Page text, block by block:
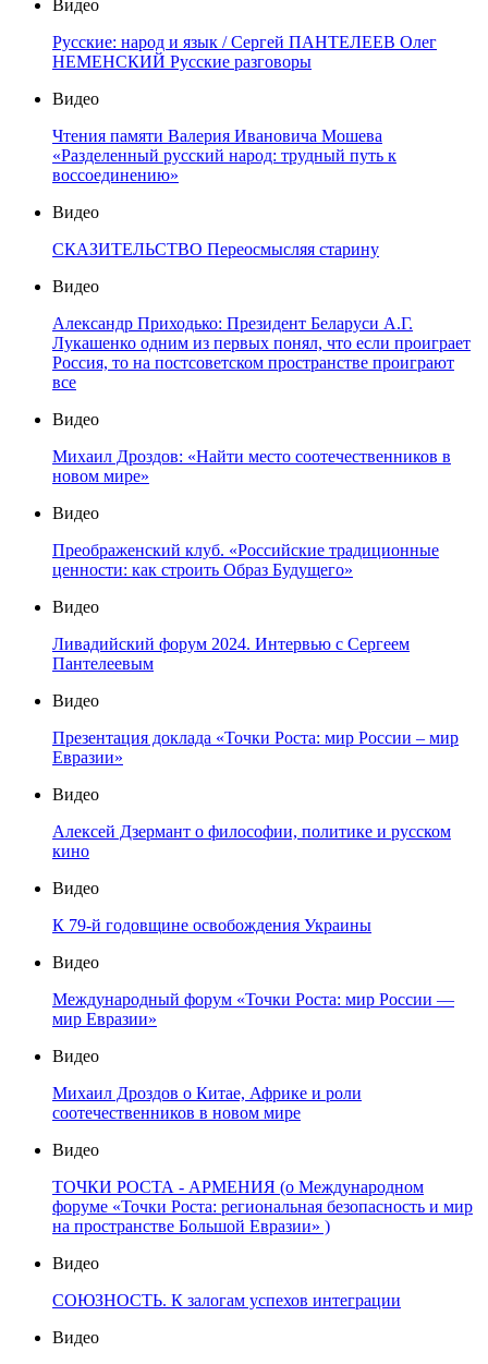
Видео
Русские: народ и язык / Сергей ПАНТЕЛЕЕВ Олег
НЕМЕНСКИЙ Русские разговоры
Видео
Чтения памяти Валерия Ивановича Мошева
«Разделенный русский народ: трудный путь к
воссоединению»
Видео
СКАЗИТЕЛЬСТВО Переосмысляя старину
Видео
Александр Приходько: Президент Беларуси А.Г.
Лукашенко одним из первых понял, что если проиграет
Россия, то на постсоветском пространстве проиграют
все
Видео
Михаил Дроздов: «Найти место соотечественников в
новом мире»
Видео
Преображенский клуб. «Российские традиционные
ценности: как строить Образ Будущего»
Видео
Ливадийский форум 2024. Интервью с Сергеем
Пантелеевым
Видео
Презентация доклада «Точки Роста: мир России – мир
Евразии»
Видео
Алексей Дзермант о философии, политике и русском
кино
Видео
К 79-й годовщине освобождения Украины
Видео
Международный форум «Точки Роста: мир России —
мир Евразии»
Видео
Михаил Дроздов о Китае, Африке и роли
соотечественников в новом мире
Видео
ТОЧКИ РОСТА - АРМЕНИЯ (о Международном
форуме «Точки Роста: региональная безопасность и мир
на пространстве Большой Евразии» )
Видео
СОЮЗНОСТЬ. К залогам успехов интеграции
Видео